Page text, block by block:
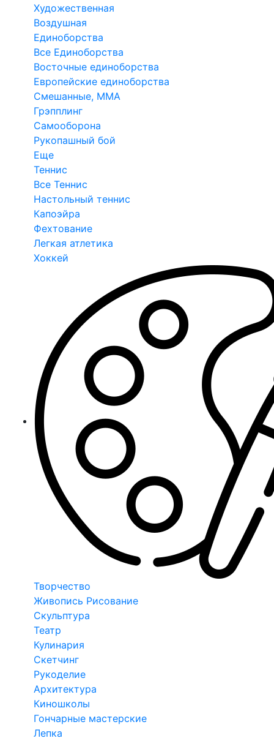
Художественная
Воздушная
Единоборства
Все Единоборства
Восточные единоборства
Европейские единоборства
Смешанные, ММА
Грэпплинг
Самооборона
Рукопашный бой
Еще
Теннис
Все Теннис
Настольный теннис
Капоэйра
Фехтование
Легкая атлетика
Хоккей
Творчество
Живопись Рисование
Скульптура
Театр
Кулинария
Скетчинг
Рукоделие
Архитектура
Киношколы
Гончарные мастерские
Лепка